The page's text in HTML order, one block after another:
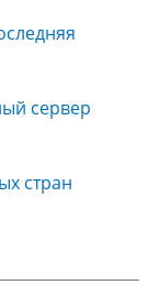
сервер
стран